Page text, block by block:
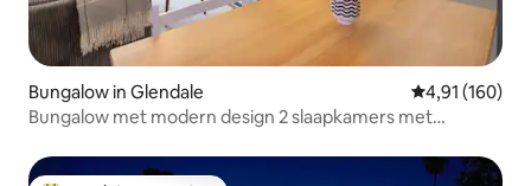
Bungalow in Glendale Gemiddelde
4,91 (160)
Bungalow met modern design 2 slaapkamers met